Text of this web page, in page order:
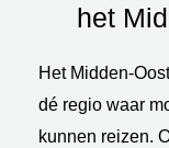
het
Het Midden-
dé regio waar
kunnen reizen.